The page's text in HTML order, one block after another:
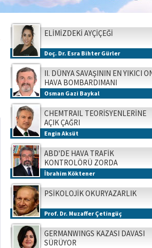
ELİMİZDEKİ AYÇİÇEĞİ
Doç. Dr. Esra Bihter Gürler
II. DÜNYA SAVAŞININ EN YIKICI
HAVA BOMBARDIMANI
Osman Gazi Baykal
CHEMTRAIL TEORİSYENLERİNE
AÇIK ÇAĞRI
Engin Aksüt
ABD'DE HAVA TRAFİK
KONTROLÖRÜ ZORDA
İbrahim Köktener
PSİKOLOJİK OKURYAZARLIK
Prof. Dr. Muzaffer Çetingüç
GERMANWINGS KAZASI DAVASI
SÜRÜYOR